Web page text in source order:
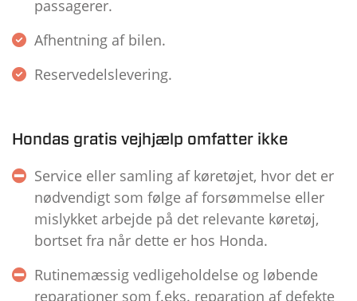
passagerer.
Afhentning af bilen.
Reservedelslevering.
Hondas gratis vejhjælp omfatter ikke
Service eller samling af køretøjet, hvor det er
nødvendigt som følge af forsømmelse eller
mislykket arbejde på det relevante køretøj,
bortset fra når dette er hos Honda.
Rutinemæssig vedligeholdelse og løbende
reparationer som f.eks. reparation af defekte